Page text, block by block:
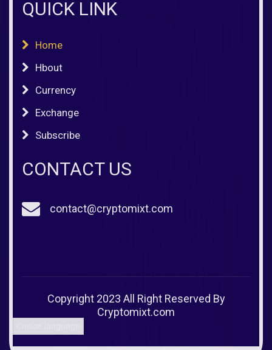
QUICK LINK
Home
Hbout
Currency
Exchange
Subscribe
CONTACT US
contact@cryptomixt.com
Copyright 2023 All Right Reserved By
Cryptomixt.com